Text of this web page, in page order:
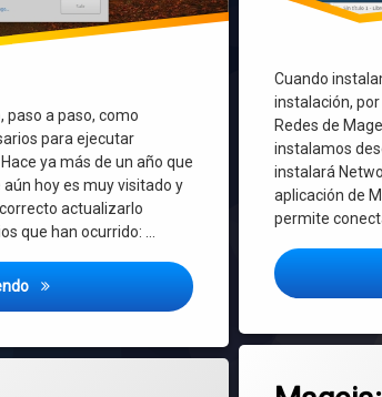
paso a paso, como
para ejecutar
ya más de un año que
hoy es muy visitado y
actualizarlo
que han ocurrido: …
Como instalar juegos y programas de Windows
Cuando
instalación,
Redes de
instalamos
instalará
aplicación de
permite